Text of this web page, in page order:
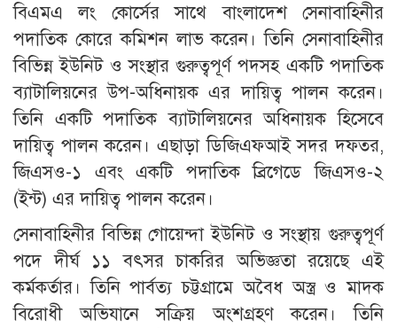
বিএমএ লং কোর্সের সাথে বাংলাদেশ সেনাবাহিনীর
পদাতিক কোরে কমিশন লাভ করেন। তিনি সেনাবাহিনীর
বিভিন্ন ইউনিট ও সংস্থার গুরুত্বপূর্ণ পদসহ একটি পদাতিক
ব্যাটালিয়নের উপ-অধিনায়ক এর দায়িত্ব পালন করেন।
তিনি একটি পদাতিক ব্যাটালিয়নের অধিনায়ক হিসেবে
দায়িত্ব পালন করেন। এছাড়া ডিজিএফআই সদর দফতর,
জিএসও-১ এবং একটি পদাতিক ব্রিগেডে জিএসও-২
(ইন্ট) এর দায়িত্ব পালন করেন।
সেনাবাহিনীর বিভিন্ন গোয়েন্দা ইউনিট ও সংস্থায় গুরুত্বপূর্ণ
পদে দীর্ঘ ১১ বৎসর চাকরির অভিজ্ঞতা রয়েছে এই
কর্মকর্তার। তিনি পার্বত্য চট্টগ্রামে অবৈধ অস্ত্র ও মাদক
বিরোধী অভিযানে সক্রিয় অংশগ্রহণ করেন। তিনি